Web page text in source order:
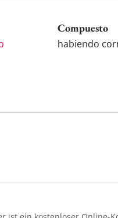
Compuesto
habiendo